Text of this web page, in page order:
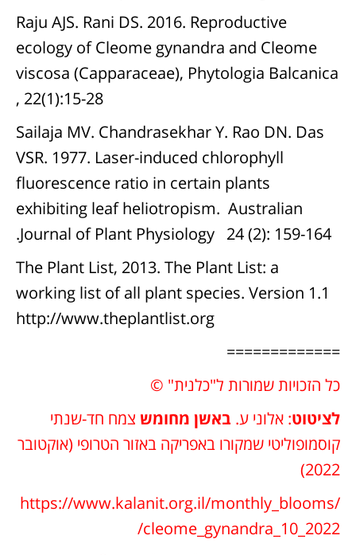
Raju AJS. Rani DS. 2016. Reproductive
ecology of Cleome gynandra and Cleome
viscosa (Capparaceae), Phytologia Balcanica
, 22(1):15-28
Sailaja MV. Chandrasekhar Y. Rao DN. Das
VSR. 1977. Laser-induced chlorophyll
fluorescence ratio in certain plants
exhibiting leaf heliotropism. Australian
Journal of Plant Physiology 24 (2): 159-164.
The Plant List, 2013. The Plant List: a
working list of all plant species. Version 1.1
http://www.theplantlist.org
=============
כל הזכויות שמורות ל"כלנית" ©
לציטוט: אלוני ע. באשן מחומש צמח חד-שנתי
קוסמופוליטי שמקורו באפריקה באזור הטרופי (אוקטובר
2022)
https://www.kalanit.org.il/monthly_blooms/
cleome_gynandra_10_2022/